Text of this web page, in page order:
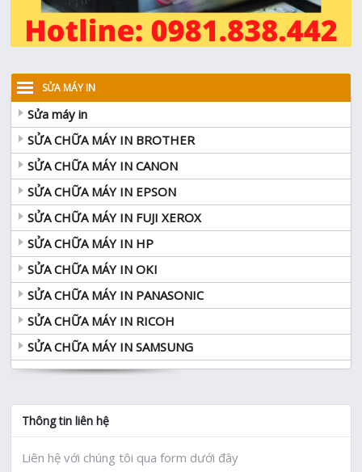
SỬA MÁY IN
Sửa máy in
SỬA CHỮA MÁY IN BROTHER
SỬA CHỮA MÁY IN CANON
SỬA CHỮA MÁY IN EPSON
SỬA CHỮA MÁY IN FUJI XEROX
SỬA CHỮA MÁY IN HP
SỬA CHỮA MÁY IN OKI
SỬA CHỮA MÁY IN PANASONIC
SỬA CHỮA MÁY IN RICOH
SỬA CHỮA MÁY IN SAMSUNG
Thông tin liên hệ
Liên hệ với chúng tôi qua form dưới đây